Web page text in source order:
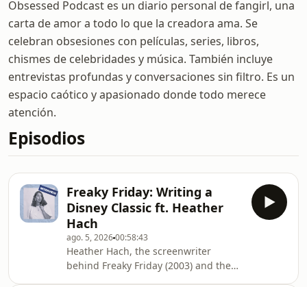
Obsessed Podcast es un diario personal de fangirl, una
carta de amor a todo lo que la creadora ama. Se
celebran obsesiones con películas, series, libros,
chismes de celebridades y música. También incluye
entrevistas profundas y conversaciones sin filtro. Es un
espacio caótico y apasionado donde todo merece
atención.
Episodios
Freaky Friday: Writing a
Disney Classic ft. Heather
Hach
ago. 5, 202600:58:43
Heather Hach, the screenwriter
behind Freaky Friday (2003) and the